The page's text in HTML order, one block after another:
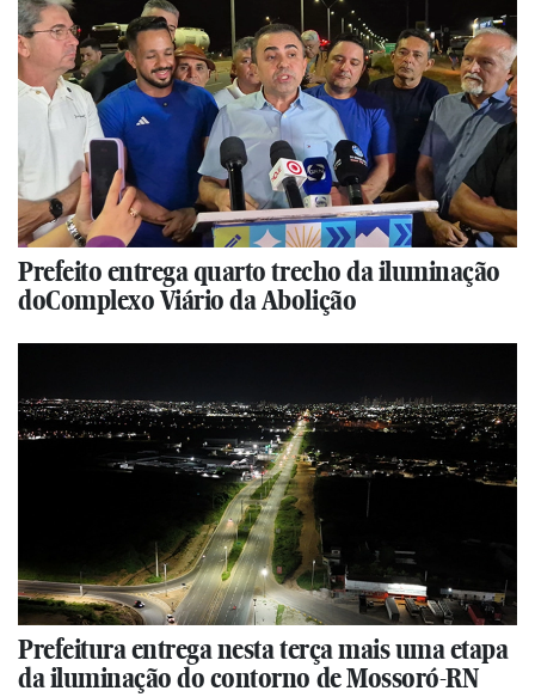
Prefeito entrega quarto trecho da iluminação
doComplexo Viário da Abolição
Prefeitura entrega nesta terça mais uma etapa
da iluminação do contorno de Mossoró-RN